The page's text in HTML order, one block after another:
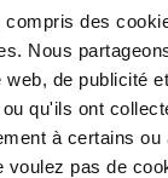
des
Nous
de publicité
qu'ils ont
à certains
pas de